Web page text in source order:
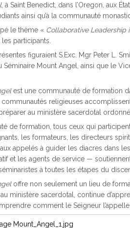
, à Saint Benedict, dans l’Oregon, aux
ainsi qu’à la communauté
le thème « Collaborative Leadership
participants.
figuraient S.Exc. Mgr Peter L.
Séminaire Mount Angel, ainsi que le
est une communauté de formation
religieuses
au ministère sacerdotal
de formation, tous ceux qui
les formateurs, les directeurs
appelés à guider les diacres dans
et les agents de service —
à toutes les étapes du
offre non seulement un lieu de
ministère sacerdotal, continue
comment le Seigneur l’appelle